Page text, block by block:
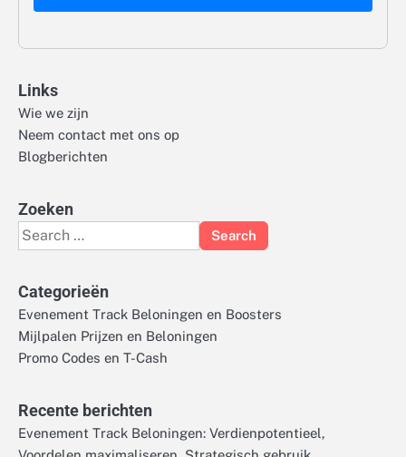
Links
Wie we zijn
Neem contact met ons op
Blogberichten
Zoeken
Search
for:
Categorieën
Evenement Track Beloningen en Boosters
Mijlpalen Prijzen en Beloningen
Promo Codes en T-Cash
Recente berichten
Evenement Track Beloningen: Verdienpotentieel,